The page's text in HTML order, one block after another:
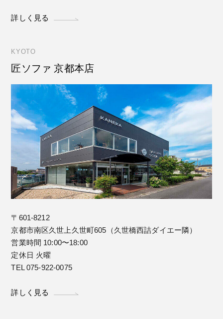
詳しく見る
KYOTO
匠ソファ 京都本店
〒601-8212
京都市南区久世上久世町605（久世橋西詰ダイエー隣）
営業時間 10:00〜18:00
定休日 火曜
TEL 075-922-0075
詳しく見る